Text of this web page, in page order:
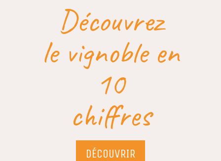
Découvrez
le vignoble en
10
chiffres
DÉCOUVRIR